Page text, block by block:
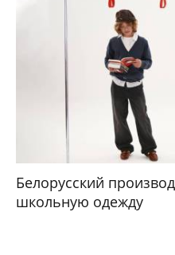
Белорусский
школьную одежду